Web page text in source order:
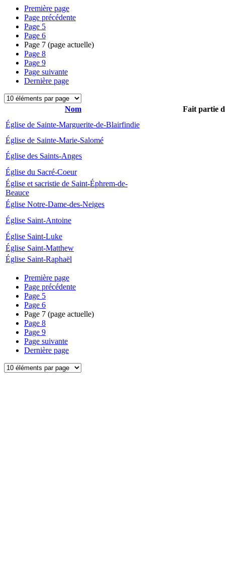
Première page
Page précédente
Page 5
Page 6
Page 7 (page actuelle)
Page 8
Page 9
Page suivante
Dernière page
Nom
Fait partie
Église de Sainte-Marguerite-de-Blairfindie
Église de Sainte-Marie-Salomé
Église des Saints-Anges
Église du Sacré-Coeur
Église et sacristie de Saint-Éphrem-de-
Beauce
Église Notre-Dame-des-Neiges
Église Saint-Antoine
Église Saint-Luke
Église Saint-Matthew
Église Saint-Raphaël
Première page
Page précédente
Page 5
Page 6
Page 7 (page actuelle)
Page 8
Page 9
Page suivante
Dernière page